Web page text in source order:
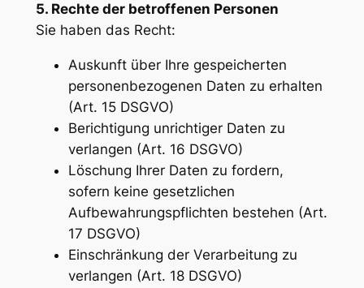
5. Rechte der betroffenen Personen
Sie haben das Recht:
Auskunft über Ihre gespeicherten
personenbezogenen Daten zu erhalten
(Art. 15 DSGVO)
Berichtigung unrichtiger Daten zu
verlangen (Art. 16 DSGVO)
Löschung Ihrer Daten zu fordern,
sofern keine gesetzlichen
Aufbewahrungspflichten bestehen (Art.
17 DSGVO)
Einschränkung der Verarbeitung zu
verlangen (Art. 18 DSGVO)